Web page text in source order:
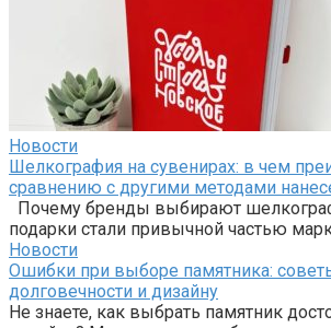
Новости
Шелкография на сувенирах: в чем
сравнению с другими методами
Почему бренды выбирают
подарки стали привычной частью
Новости
Ошибки при выборе памятника:
долговечности и дизайну
Не знаете, как выбрать памятник